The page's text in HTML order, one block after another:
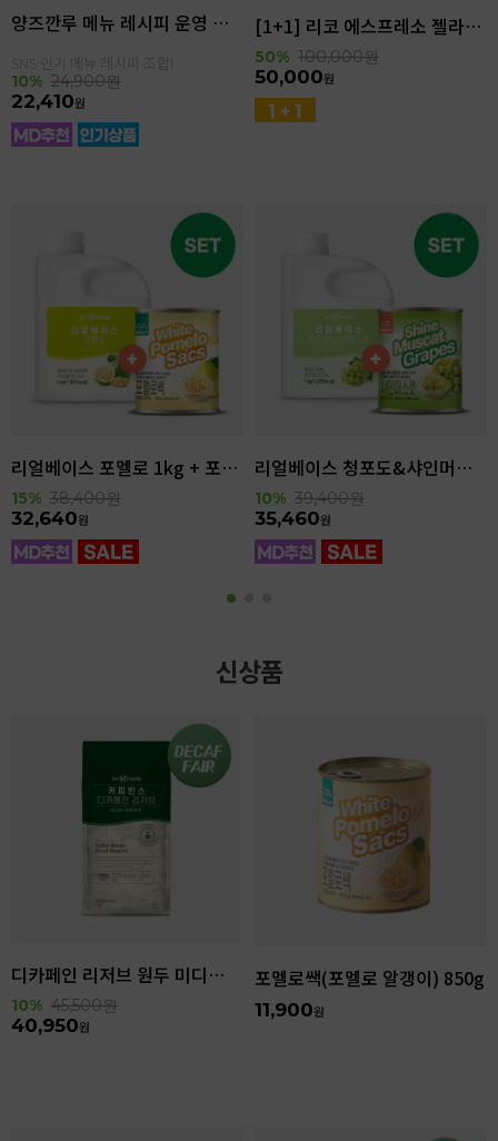
양즈깐루 메뉴 레시피 운영 세트
SNS 인기 메뉴 레시피 조합!
10% 24,900원
22,410원
[1+1] 리코 에스프레소 젤라또 4kg(4.6L)
50% 100,000원
50,000원
리얼베이스 포멜로 1kg + 포멜로쌕 850g SET
15% 38,400원
32,640원
리얼베이스 청포도&샤인머스캣 1kg + 샤인머스캣 850g SET
10% 39,400원
35,460원
신상품
디카페인 리저브 원두 미디엄다크 로스팅 1kg
10% 45,500원
40,950원
포멜로쌕(포멜로 알갱이) 850g
11,900원